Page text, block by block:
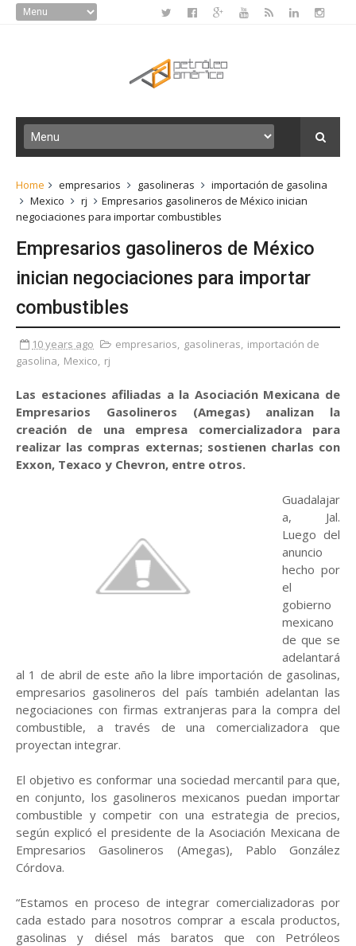
Home empresarios gasolineras
importación de gasolina
Mexico
rj
Empresarios gasolineros de México inician
negociaciones para importar combustibles
Empresarios gasolineros de México
inician negociaciones para importar
combustibles
10 years ago empresarios, gasolineras, importación de
gasolina, Mexico, rj
Las estaciones afiliadas a la Asociación Mexicana de
Empresarios Gasolineros (Amegas) analizan la
creación de una empresa comercializadora para
realizar las compras externas; sostienen charlas con
Exxon, Texaco y Chevron, entre otros.
Guadalajar
a, Jal.
Luego del
anuncio
hecho por
el
gobierno
mexicano
de que se
adelantará
al 1 de abril de este año la libre importación de gasolinas,
empresarios gasolineros del país también adelantan las
negociaciones con firmas extranjeras para la compra del
combustible, a través de una comercializadora que
proyectan integrar.
El objetivo es conformar una sociedad mercantil para que,
en conjunto, los gasolineros mexicanos puedan importar
combustible y competir con una estrategia de precios,
según explicó el presidente de la Asociación Mexicana de
Empresarios Gasolineros (Amegas), Pablo González
Córdova.
“Estamos en proceso de integrar comercializadoras por
cada estado para nosotros comprar a escala productos,
gasolinas y diésel más baratos que con Petróleos